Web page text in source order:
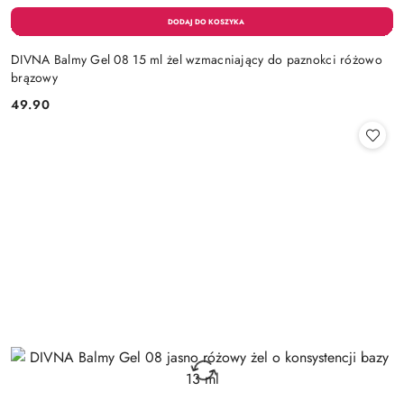
DIVNA Balmy Gel 08 15 ml żel wzmacniający do paznokci różowo
brązowy
Cena:
49.90